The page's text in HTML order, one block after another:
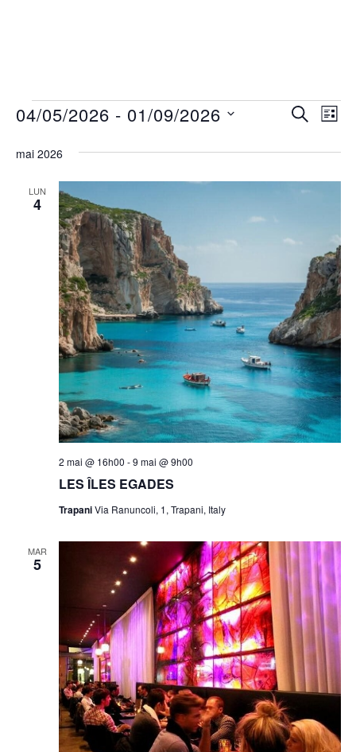
et
vues
LISTE
04/05/2026 - 01/09/2026
une
mai 2026
LUN
4
LES ÎLES EGADES
2 mai @ 16h00 -9 mai @ 9h00
TrapaniVia Ranuncoli, 1, Trapani, Italy
MAR
5